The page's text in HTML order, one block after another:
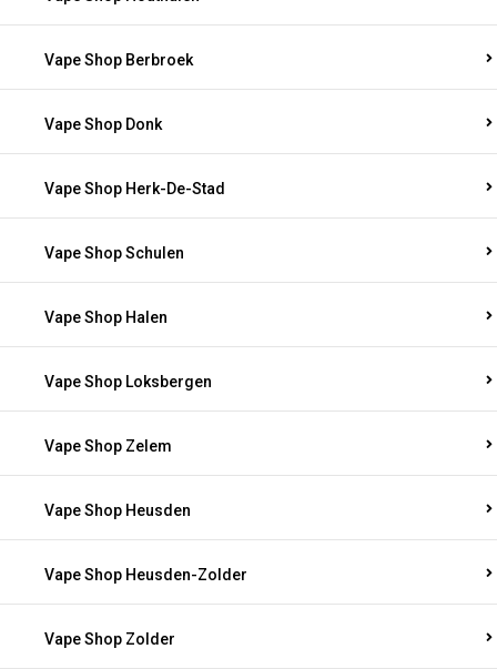
Vape Shop Berbroek
Vape Shop Donk
Vape Shop Herk-De-Stad
Vape Shop Schulen
Vape Shop Halen
Vape Shop Loksbergen
Vape Shop Zelem
Vape Shop Heusden
Vape Shop Heusden-Zolder
Vape Shop Zolder